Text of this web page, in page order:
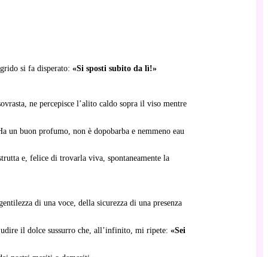
si fa disperato: «Si sposti subito da lì!»
ne percepisce l’alito caldo sopra il viso mentre
un buon profumo, non è dopobarba e nemmeno eau
e, felice di trovarla viva, spontaneamente la
di una voce, della sicurezza di una presenza
il dolce sussurro che, all’infinito, mi ripete: «Sei